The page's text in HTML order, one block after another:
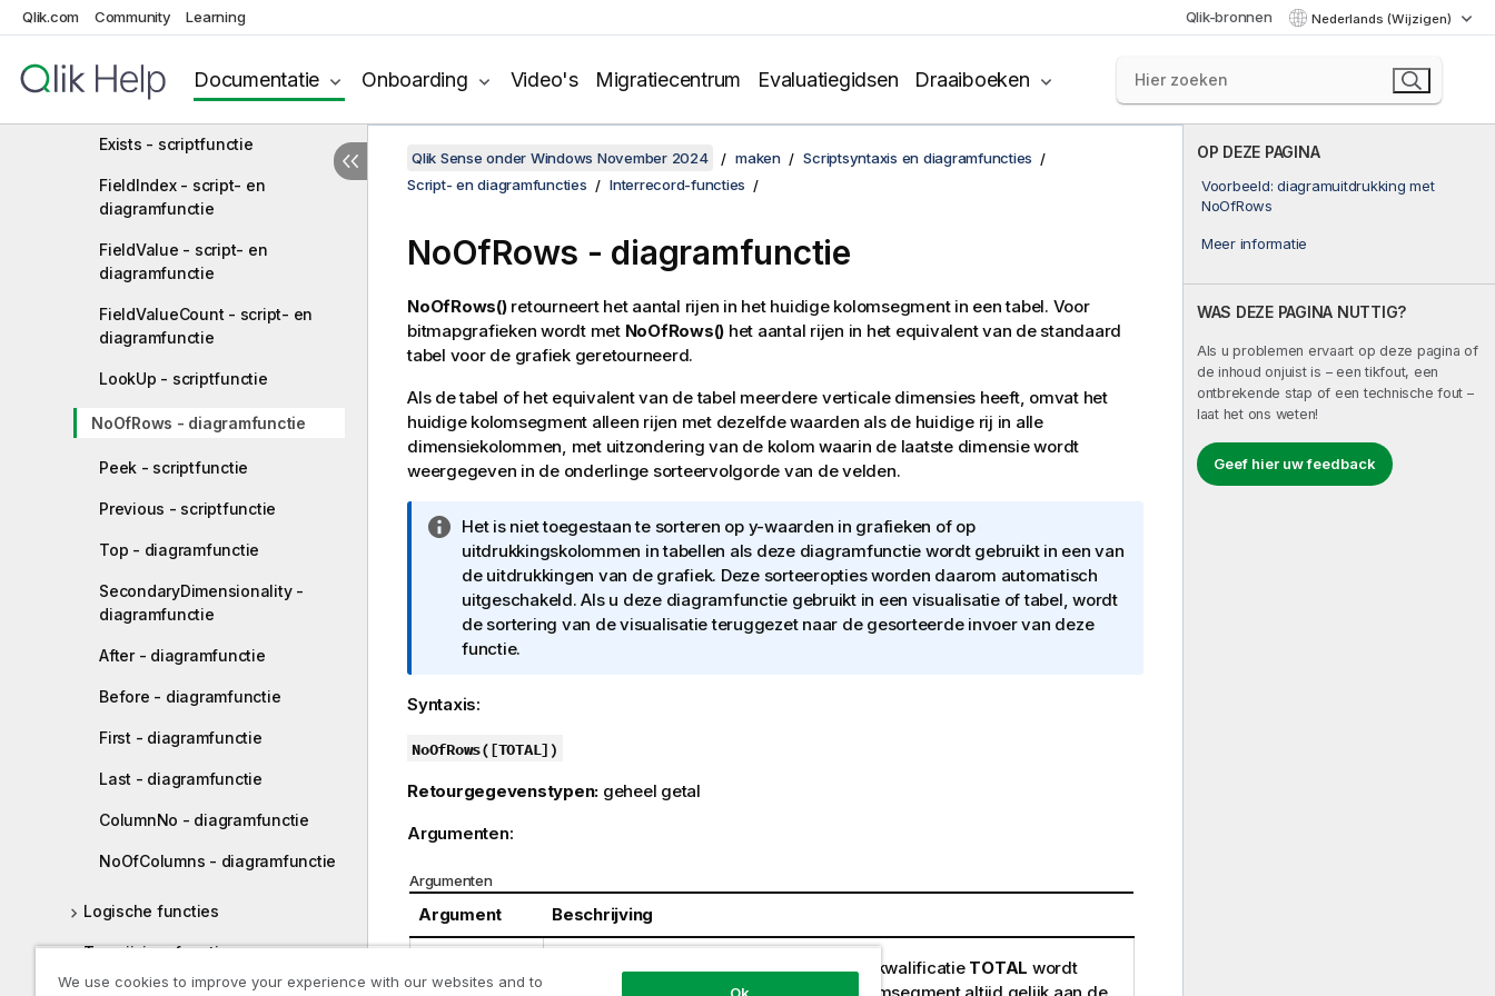
Qlik.com Community Learning Qlik-bronnen Nederlands (Wijzigen)
Documentatie Onboarding Video's Migratiecentrum Evaluatiegidsen Draaiboeken
Bottom - diagramfunctie
Column - diagramfunctie
Dimensionality - diagramfunctie
Exists - scriptfunctie
FieldIndex - script- en
diagramfunctie
FieldValue - script- en
diagramfunctie
FieldValueCount - script- en
diagramfunctie
LookUp - scriptfunctie
NoOfRows - diagramfunctie
Peek - scriptfunctie
Previous - scriptfunctie
Top - diagramfunctie
SecondaryDimensionality -
diagramfunctie
After - diagramfunctie
Before - diagramfunctie
First - diagramfunctie
Last - diagramfunctie
ColumnNo - diagramfunctie
NoOfColumns - diagramfunctie
Logische functies
Toewijzingsfuncties
OP DEZE PAGINA
Voorbeeld: diagramuitdrukking met
NoOfRows
Meer informatie
WAS DEZE PAGINA NUTTIG?
Als u problemen ervaart op deze pagina of
de inhoud onjuist is – een tikfout, een
ontbrekende stap of een technische fout –
laat het ons weten!
Geef hier uw feedback
Qlik Sense onder Windows November 2024 maken
Scriptsyntaxis en diagramfuncties
Script- en diagramfuncties
Interrecord-functies
NoOfRows - diagramfunctie
NoOfRows()retourneert het aantal rijen in het huidige kolomsegment in een tabel. Voor
bitmapgrafieken wordt met NoOfRows() het aantal rijen in het equivalent van de standaard
tabel voor de grafiek geretourneerd.
Als de tabel of het equivalent van de tabel meerdere verticale dimensies heeft, omvat het
huidige kolomsegment alleen rijen met dezelfde waarden als de huidige rij in alle
dimensiekolommen, met uitzondering van de kolom waarin de laatste dimensie wordt
weergegeven in de onderlinge sorteervolgorde van de velden.
I
n
f
o
r
m
t
e
Het is niet toegestaan te sorteren op y-waarden in grafieken of op
uitdrukkingskolommen in tabellen als deze diagramfunctie wordt gebruikt in een van
de uitdrukkingen van de grafiek. Deze sorteeropties worden daarom automatisch
uitgeschakeld. Als u deze diagramfunctie gebruikt in een visualisatie of tabel, wordt
de sortering van de visualisatie teruggezet naar de gesorteerde invoer van deze
functie.
Syntaxis:
NoOfRows([TOTAL] )
Retourgegevenstypen: geheel getal
Argumenten:
Argumenten
Argument Beschrijving
Als de tabel eendimensionaal is of als de kwalificatie TOTAL wordt
We use cookies to improve your experience with our websites and to